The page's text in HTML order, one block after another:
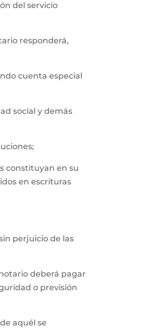
del servicio
responderá,
cuenta especial
social y demás
constituyan en su
en escrituras
perjuicio de las
deberá pagar
o previsión
aquél se